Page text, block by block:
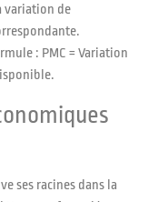
variation de
: PMC = Variation
ses racines dans la